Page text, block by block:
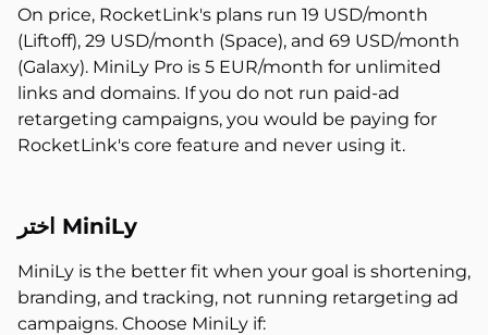
On price, RocketLink's plans run 19 USD/month
(Liftoff), 29 USD/month (Space), and 69 USD/month
(Galaxy). MiniLy Pro is 5 EUR/month for unlimited
links and domains. If you do not run paid-ad
retargeting campaigns, you would be paying for
RocketLink's core feature and never using it.
اختر MiniLy
MiniLy is the better fit when your goal is shortening,
branding, and tracking, not running retargeting ad
campaigns. Choose MiniLy if: